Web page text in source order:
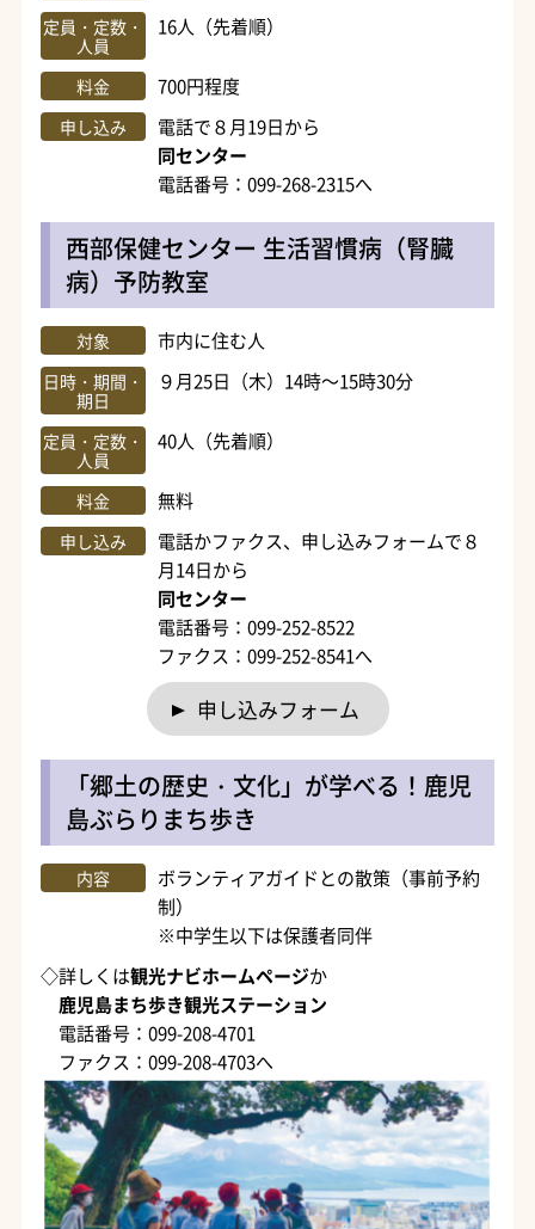
定員・定数・
人員
16人（先着順）
料金 700円程度
申し込み
電話で８月19日から
同センター
電話番号：099-268-2315へ
西部保健センター 生活習慣病（腎臓
病）予防教室
対象 市内に住む人
日時・期間・
期日
９月25日（木）14時～15時30分
定員・定数・
人員
40人（先着順）
料金 無料
申し込み
電話かファクス、申し込みフォームで８
月14日から
同センター
電話番号：099-252-8522
ファクス：099-252-8541へ
申し込みフォーム
「郷土の歴史・文化」が学べる！鹿児
島ぶらりまち歩き
内容
ボランティアガイドとの散策（事前予約
制）
※中学生以下は保護者同伴
◇詳しくは観光ナビホームページか
鹿児島まち歩き観光ステーション
電話番号：099-208-4701
ファクス：099-208-4703へ